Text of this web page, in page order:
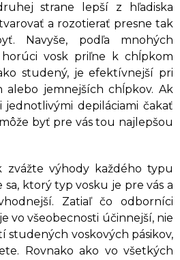
strane lepší z hľadiska
a rozotierať presne tak
Navyše, podľa mnohých
vosk priľne k chĺpkom
studený, je efektívnejší pri
alebo jemnejších chĺpkov. Ak
depiláciami čakať
byť pre vás tou najlepšou
zvážte výhody každého typu
ktorý typ vosku je pre vás a
Zatiaľ čo odborníci
vo všeobecnosti účinnejší, nie
studených voskových pásikov,
Rovnako ako vo všetkých